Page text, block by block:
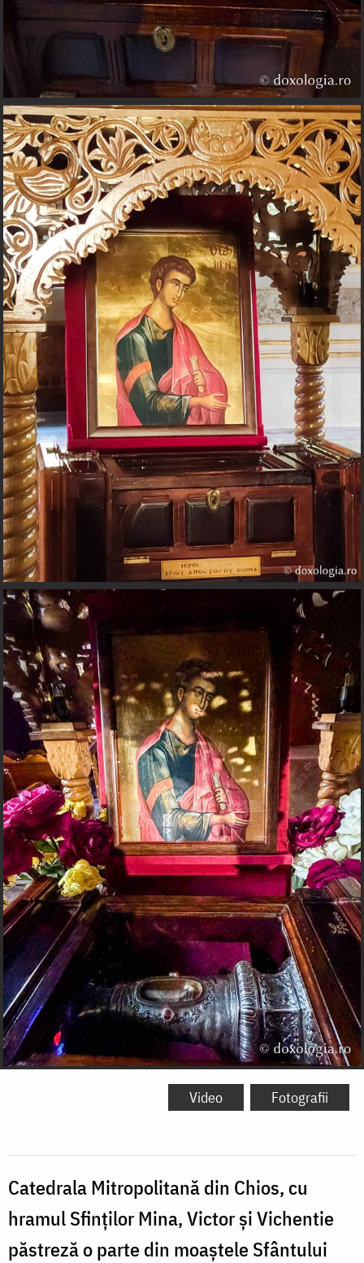
Video Fotografii
Catedrala Mitropolitană din Chios, cu
hramul Sfinților Mina, Victor și Vichentie
păstreză o parte din moaștele Sfântului